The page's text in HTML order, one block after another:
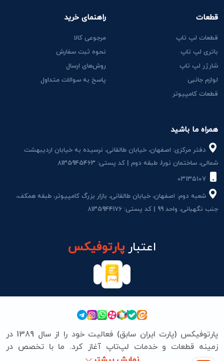
همراه ما باشید
دفتر مرکزی: اصفهان، خیابان طالقانی، نرسیده به خیابان اردیبهشت
شمالی، ساختمان نور1، طبقه دوم | کد پستی: 8135945463
شعبه دوم: اصفهان، خیابان طالقانی، بازار بزرگ کامپیوتر، طبقه همکف،
جنب نگهبانی، واحد 99 | کد پستی: 8135944176
قطعات
قطعات لپ تاپ
باتری لپ تاپ
شارژر لپ تاپ
لوازم جانبی
قطعات کامپیوتر
راهنمای خرید
مرجوعی کالا
نحوه ثبت سفارش
روش‌های ارسال
پاسخ به سوالات متداول
اعتبارپارتوفیکس
پارتوفیکس (پارت ایران سابق) فعالیت خود را از سال 1389 در
زمینه قطعات و خدمات لپ‌تاپ آغاز کرد. ما با تخصص در